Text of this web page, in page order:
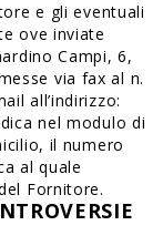
e gli eventuali
ove inviate
Campi, 6,
via fax al n.
all’indirizzo:
nel modulo di
il numero
al quale
Fornitore.